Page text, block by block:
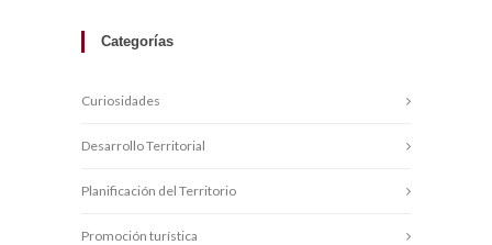
Categorías
Curiosidades
Desarrollo Territorial
Planificación del Territorio
Promoción turística